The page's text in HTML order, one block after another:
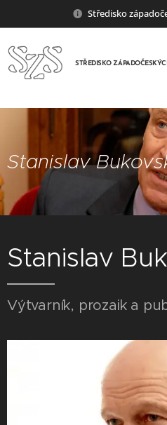
Středisko
STŘEDISKO
Stanislav
Stanislav
Výtvarník, prozaik a